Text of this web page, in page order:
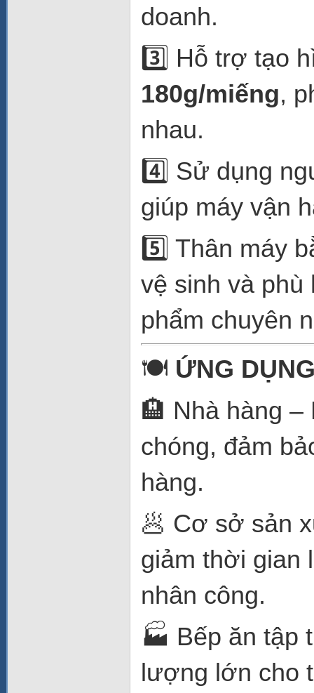
doanh.
3️⃣ Hỗ trợ tạo
180g/miếng,
nhau.
4️⃣ Sử dụng
giúp máy vận
5️⃣ Thân máy
vệ sinh và
phẩm chuyên
🍽️ ỨNG
🏨 Nhà hàng –
chóng, đảm
hàng.
🥟 Cơ sở sản
giảm thời gian
nhân công.
🏭 Bếp ăn tập
lượng lớn cho